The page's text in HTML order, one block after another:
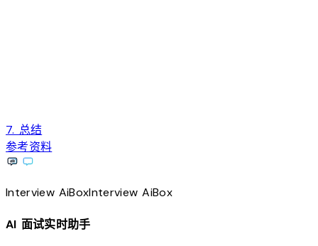
7. 总结
参考资料
Interview AiBoxInterviewAiBox
AI 面试实时助手